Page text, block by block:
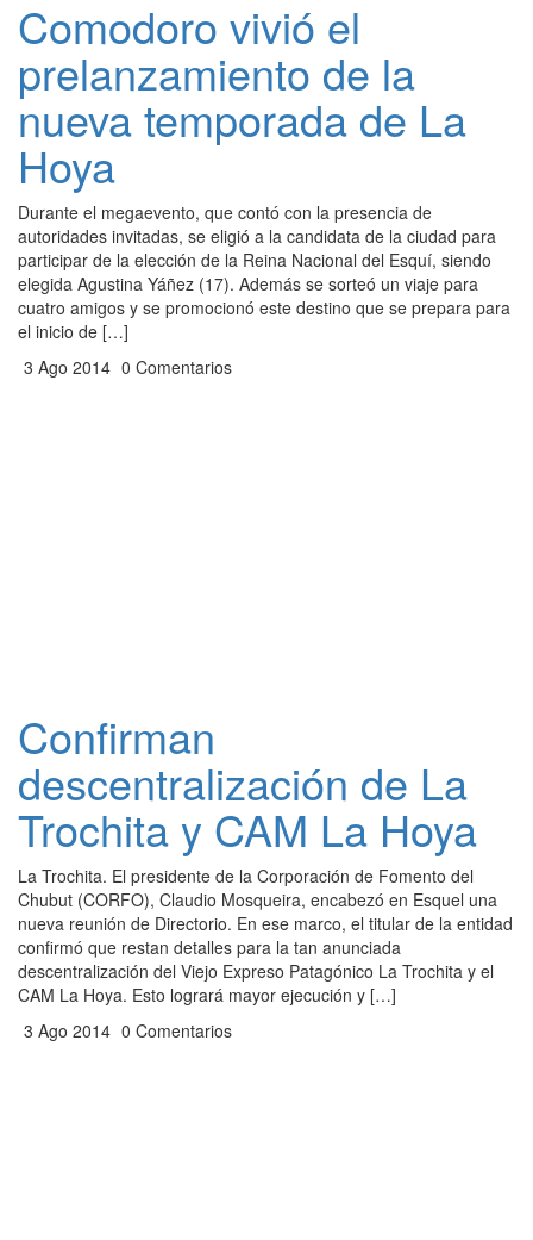
Comodoro vivió el
prelanzamiento de la
nueva temporada de La
Hoya
Durante el megaevento, que contó con la presencia de
autoridades invitadas, se eligió a la candidata de la ciudad para
participar de la elección de la Reina Nacional del Esquí, siendo
elegida Agustina Yáñez (17). Además se sorteó un viaje para
cuatro amigos y se promocionó este destino que se prepara para
el inicio de […]
3 Ago 2014 0 Comentarios
Confirman
descentralización de La
Trochita y CAM La Hoya
La Trochita. El presidente de la Corporación de Fomento del
Chubut (CORFO), Claudio Mosqueira, encabezó en Esquel una
nueva reunión de Directorio. En ese marco, el titular de la entidad
confirmó que restan detalles para la tan anunciada
descentralización del Viejo Expreso Patagónico La Trochita y el
CAM La Hoya. Esto logrará mayor ejecución y […]
3 Ago 2014 0 Comentarios